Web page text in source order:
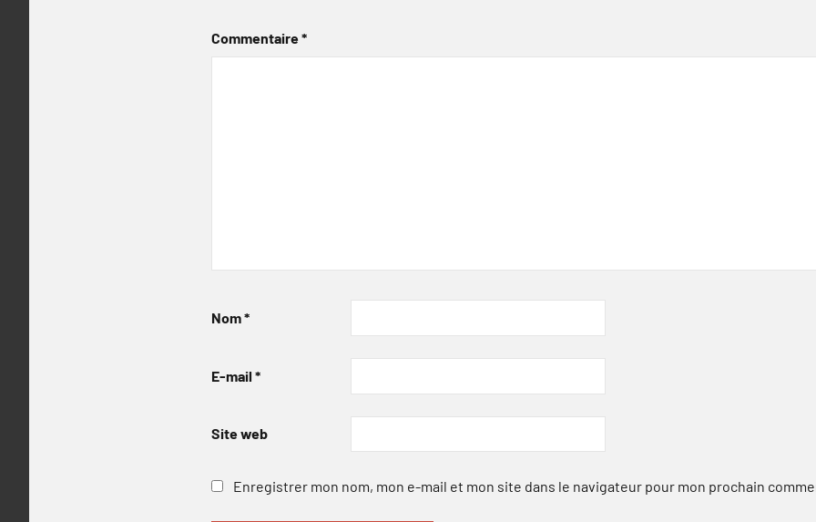
Commentaire*
Nom*
E-mail *
Site web
Enregistrer mon nom, mon e-mail et mon site dans le navigateur pour mon prochain